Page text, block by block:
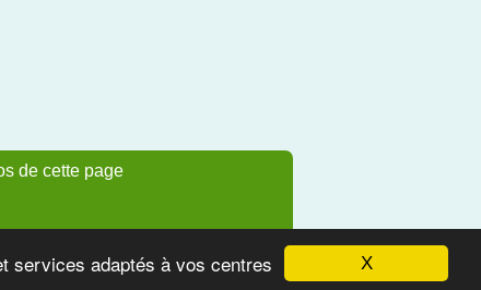
X
services adaptés à vos centres
de cette page